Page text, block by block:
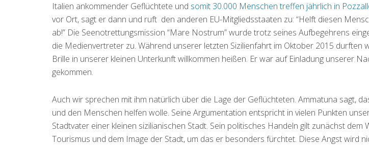
Italien ankommender Geflüchtete und somit 30.000 Menschen treffen jährlich in
vor Ort, sagt er dann und ruft den anderen EU-Mitgliedsstaaten zu: “Helft diesen
ab!” Die Seenotrettungsmission “Mare Nostrum” wurde trotz seines Aufbegehrens
die Medienvertreter zu. Während unserer letzten Sizilienfahrt im Oktober 2015 durften
Brille in unserer kleinen Unterkunft willkommen heißen. Er war auf Einladung unserer
gekommen.
Auch wir sprechen mit ihm natürlich über die Lage der Geflüchteten. Ammatuna sagt,
und den Menschen helfen wolle. Seine Argumentation entspricht in vielen Punkten
Stadtvater einer kleinen sizilianischen Stadt. Sein politisches Handeln gilt zunächst dem
Tourismus und dem Image der Stadt, um das er besonders fürchtet. Diese Angst wird